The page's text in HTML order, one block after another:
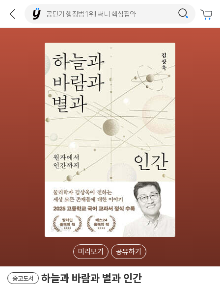
미리보기 공유하기
중고도서 하늘과 바람과 별과 인간